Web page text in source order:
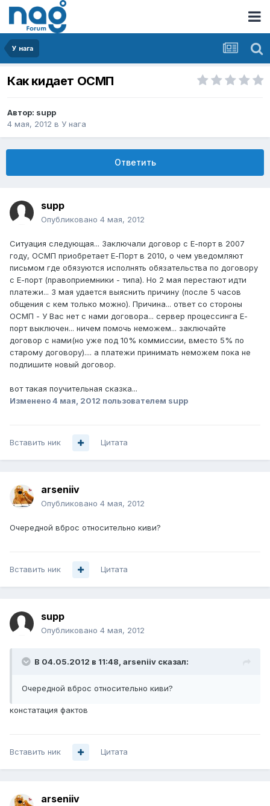
У нага
Как кидает ОСМП
Автор: supp
4 мая, 2012 в У нага
Ответить
supp
Опубликовано 4 мая, 2012
Ситуация следующая... Заключали договор с Е-порт в 2007
году, ОСМП приобретает Е-Порт в 2010, о чем уведомляют
письмом где обязуются исполнять обязательства по договору
с Е-порт (правоприемники - типа). Но 2 мая перестают идти
платежи... 3 мая удается выяснить причину (после 5 часов
общения с кем только можно). Причина... ответ со стороны
ОСМП - У Вас нет с нами договора... сервер процессинга Е-
порт выключен... ничем помочь неможем... заключайте
договор с нами(но уже под 10% коммиссии, вместо 5% по
старому договору).... а платежи принимать неможем пока не
подпишите новый договор.
вот такая поучительная сказка...
Изменено4 мая, 2012 пользователем supp
Вставить ник Цитата
arseniiv
Опубликовано 4 мая, 2012
Очередной вброс относительно киви?
Вставить ник Цитата
supp
Опубликовано 4 мая, 2012
В 04.05.2012 в 11:48, arseniiv сказал:
Очередной вброс относительно киви?
констатация фактов
Вставить ник Цитата
arseniiv